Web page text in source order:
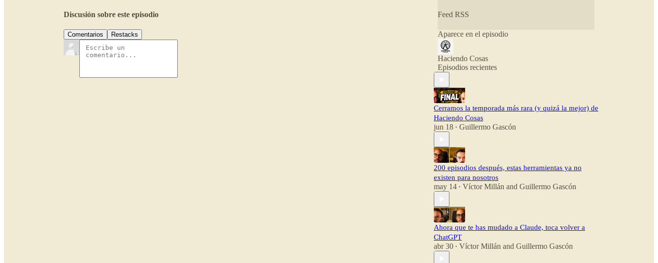
Discusión sobre este episodio
Comentarios Restacks
Feed RSS
Aparece en el episodio
Haciendo Cosas
Episodios recientes
Cerramos la temporada más rara (y quizá la mejor) de
Haciendo Cosas
jun 18 • Guillermo Gascón
200 episodios después, estas herramientas ya no
existen para nosotros
may 14 • Víctor Millán and Guillermo Gascón
Ahora que te has mudado a Claude, toca volver a
ChatGPT
abr 30 • Víctor Millán and Guillermo Gascón